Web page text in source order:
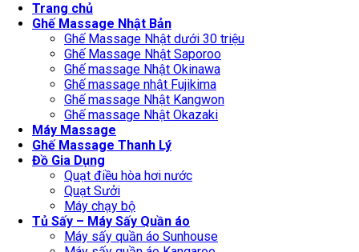
Trang chủ
Ghế Massage Nhật Bản
Ghế Massage Nhật dưới 30 triệu
Ghế Massage Nhật Saporoo
Ghế massage Nhật Okinawa
Ghế massage nhật Fujikima
Ghế massage Nhật Kangwon
Ghế massage Nhật Okazaki
Máy Massage
Ghế Massage Thanh Lý
Đồ Gia Dụng
Quạt điều hòa hơi nước
Quạt Sưởi
Máy chạy bộ
Tủ Sấy – Máy Sấy Quần áo
Máy sấy quần áo Sunhouse